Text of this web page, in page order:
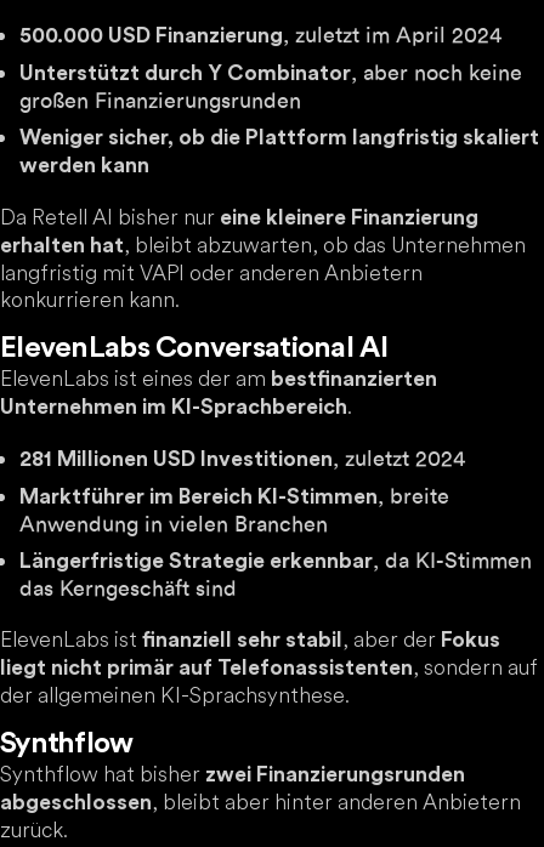
500.000 USD Finanzierung, zuletzt im April 2024
Unterstützt durch Y Combinator, aber noch keine
großen Finanzierungsrunden
Weniger sicher, ob die Plattform langfristig skaliert
werden kann
Da Retell AI bisher nur eine kleinere Finanzierung
erhalten hat, bleibt abzuwarten, ob das Unternehmen
langfristig mit VAPI oder anderen Anbietern
konkurrieren kann.
ElevenLabs Conversational AI
ElevenLabs ist eines der am bestfinanzierten
Unternehmen im KI-Sprachbereich.
281 Millionen USD Investitionen, zuletzt 2024
Marktführer im Bereich KI-Stimmen, breite
Anwendung in vielen Branchen
Längerfristige Strategie erkennbar, da KI-Stimmen
das Kerngeschäft sind
ElevenLabs ist finanziell sehr stabil , aber der Fokus
liegt nicht primär auf Telefonassistenten, sondern auf
der allgemeinen KI-Sprachsynthese.
Synthflow
Synthflow hat bisher zwei Finanzierungsrunden
abgeschlossen, bleibt aber hinter anderen Anbietern
zurück.